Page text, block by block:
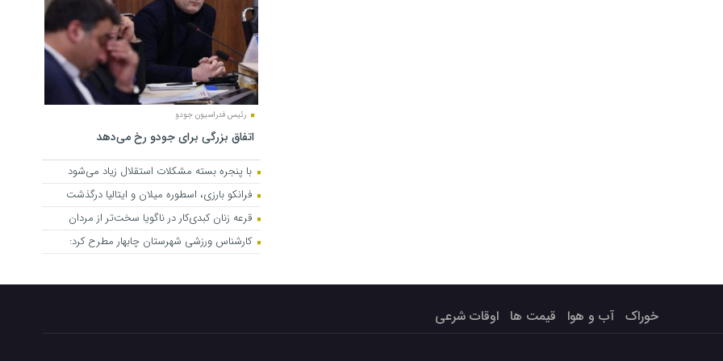
رئیس فدراسیون جودو
اتفاق بزرگی برای جودو رخ می‌دهد
با پنجره بسته مشکلات استقلال زیاد می‌شود
فرانکو بارزی، اسطوره میلان و ایتالیا درگذشت
قرعه زنان کبدی‌کار در ناگویا سخت‌تر از مردان
کارشناس ورزشی شهرستان چابهار مطرح کرد:
خوراک آب و هوا قیمت ها اوقات شرعی